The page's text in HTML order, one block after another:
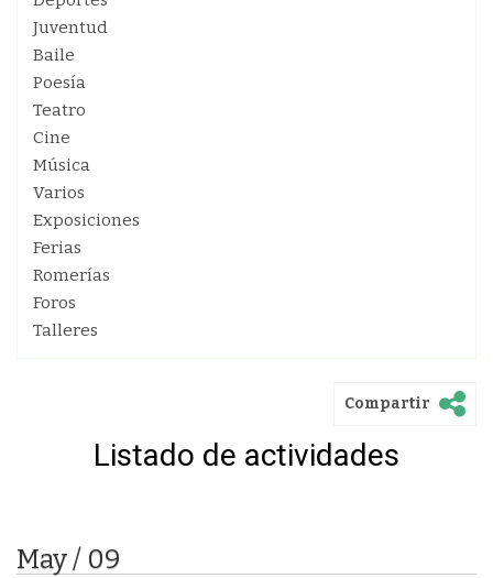
Juventud
Baile
Poesía
Teatro
Cine
Música
Varios
Exposiciones
Ferias
Romerías
Foros
Talleres
Compartir
Listado de actividades
May / 09